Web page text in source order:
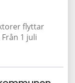
flyttar
1 juli